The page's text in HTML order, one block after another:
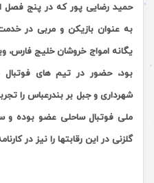
حمید رضایی پورکه در پنج فصل
به عنوان بازیکن و مربی در
یگانه امواج خروشان خلیج فارس،
بود، حضور در تیم های فوتبال
شهرداری و جبل بر بندرعباس را
ملی فوتبال ساحلی عضو بوده و
گلزنی در این رقابتها را نیز در